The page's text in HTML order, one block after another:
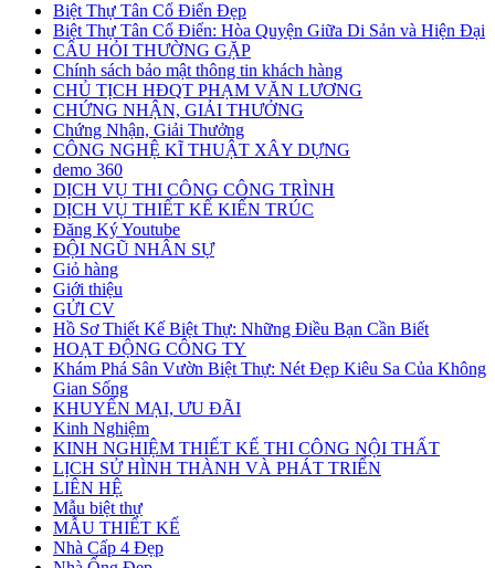
Biệt Thự Tân Cổ Điển Đẹp
Biệt Thự Tân Cổ Điển: Hòa Quyện Giữa Di Sản và Hiện Đại
CÂU HỎI THƯỜNG GẶP
Chính sách bảo mật thông tin khách hàng
CHỦ TỊCH HĐQT PHẠM VĂN LƯƠNG
CHỨNG NHẬN, GIẢI THƯỞNG
Chứng Nhận, Giải Thưởng
CÔNG NGHỆ KĨ THUẬT XÂY DỰNG
demo 360
DỊCH VỤ THI CÔNG CÔNG TRÌNH
DỊCH VỤ THIẾT KẾ KIẾN TRÚC
Đăng Ký Youtube
ĐỘI NGŨ NHÂN SỰ
Giỏ hàng
Giới thiệu
GỬI CV
Hồ Sơ Thiết Kế Biệt Thự: Những Điều Bạn Cần Biết
HOẠT ĐỘNG CÔNG TY
Khám Phá Sân Vườn Biệt Thự: Nét Đẹp Kiêu Sa Của Không
Gian Sống
KHUYẾN MẠI, ƯU ĐÃI
Kinh Nghiệm
KINH NGHIỆM THIẾT KẾ THI CÔNG NỘI THẤT
LỊCH SỬ HÌNH THÀNH VÀ PHÁT TRIỂN
LIÊN HỆ
Mẫu biệt thự
MẪU THIẾT KẾ
Nhà Cấp 4 Đẹp